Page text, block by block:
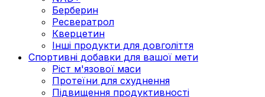
Берберин
Ресвератрол
Кверцетин
Інші продукти для довголіття
Спортивні добавки для вашої мети
Ріст м'язової маси
Протеїни для схуднення
Підвищення продуктивності